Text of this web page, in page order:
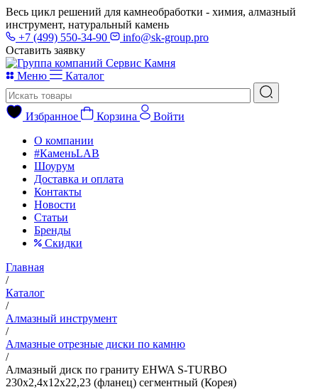
Весь цикл решений для камнеобработки - химия, алмазный
инструмент, натуральный камень
+7 (499) 550-34-90
info@sk-group.pro
Оставить заявку
Меню Каталог
Избранное Корзина
Войти
О компании
#КаменьLAB
Шоурум
Доставка и оплата
Контакты
Новости
Статьи
Бренды
Скидки
Главная
/
Каталог
/
Алмазный инструмент
/
Алмазные отрезные диски по камню
/
Алмазный диск по граниту EHWA S-TURBO
230х2,4х12х22,23 (фланец) сегментный (Корея)